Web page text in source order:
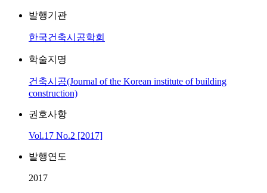
발행기관
한국건축시공학회
학술지명
건축시공(Journal of the Korean institute of building
construction)
권호사항
Vol.17 No.2 [2017]
발행연도
2017